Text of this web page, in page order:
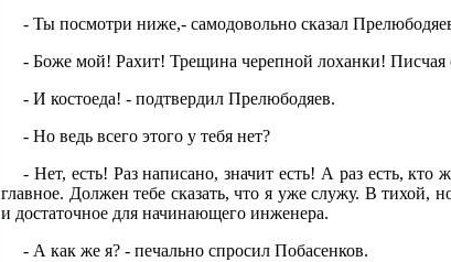
- Ты посмотри ниже,- самодовольно сказал
- Боже мой! Рахит! Трещина черепной лоханки! Писчая
- И костоеда! - подтвердил Прелюбодяев.
- Но ведь всего этого у тебя нет?
- Нет, есть! Раз написано, значит есть! А раз есть,
главное. Должен тебе сказать, что я уже служу. В тихой,
и достаточное для начинающего инженера.
- А как же я? - печально спросил Побасенков.